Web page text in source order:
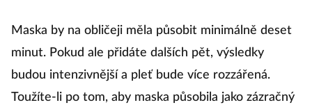
Maska by na obličeji měla působit minimálně deset
minut. Pokud ale přidáte dalších pět, výsledky
budou intenzivnější a pleť bude více rozzářená.
Toužíte-li po tom, aby maska působila jako zázračný